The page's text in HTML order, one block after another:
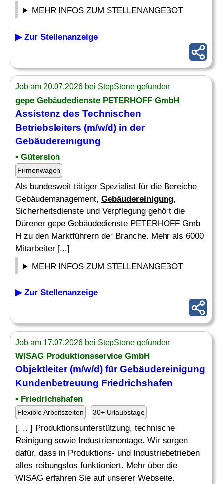
MEHR INFOS ZUM STELLENANGEBOT
▶ Zur Stellenanzeige
Job am 20.07.2026 bei StepStone gefunden
gepe Gebäudedienste PETERHOFF GmbH
Assistenz des Technischen
Betriebsleiters (m/w/d) in der
Gebäudereinigung
• Gütersloh
Firmenwagen
Als bundesweit tätiger Spezialist für die Bereiche
Gebäudemanagement, Gebäudereinigung,
Sicherheitsdienste und Verpflegung gehört die
Dürener gepe Gebäudedienste PETERHOFF Gmb
H zu den Marktführern der Branche. Mehr als 6000
Mitarbeiter [...]
MEHR INFOS ZUM STELLENANGEBOT
▶ Zur Stellenanzeige
Job am 17.07.2026 bei StepStone gefunden
WISAG Produktionsservice GmbH
Objektleiter (m/w/d) fürGebäudereinigung
Kundenbetreuung Friedrichshafen
• Friedrichshafen
Flexible Arbeitszeiten 30+ Urlaubstage
[. .. ] Produktionsunterstützung, technische
Reinigung sowie Industriemontage. Wir sorgen
dafür, dass in Produktions- und Industriebetrieben
alles reibungslos funktioniert. Mehr über die
WISAG erfahren Sie auf unserer Webseite.